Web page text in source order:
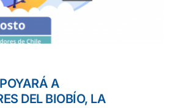
A
DEL BIOBÍO, LA